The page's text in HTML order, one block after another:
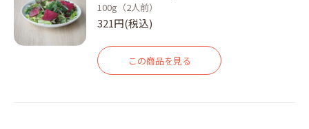
100g（2人前）
321円(税込)
この商品を見る